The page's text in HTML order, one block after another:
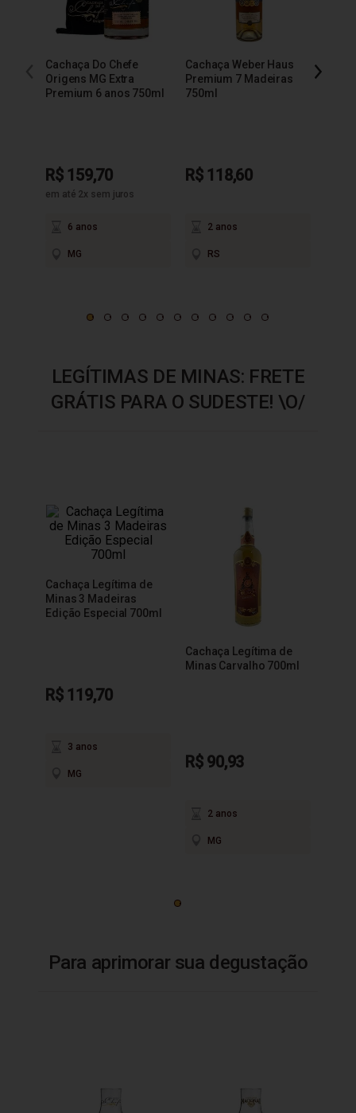
Cachaça Do Chefe
Origens MG Extra
Premium 6 anos 750ml
R$ 159,70
em até 2x sem juros
6 anos
MG
Cachaça Weber Haus
Premium 7 Madeiras
750ml
R$ 118,60
2 anos
RS
LEGÍTIMAS DE MINAS: FRETE
GRÁTIS PARA O SUDESTE! \O/
Cachaça Legítima de
Minas 3 Madeiras
Edição Especial 700ml
R$ 119,70
3 anos
MG
Cachaça Legítima de
Minas Carvalho 700ml
R$ 90,93
2 anos
MG
Para aprimorar sua degustação